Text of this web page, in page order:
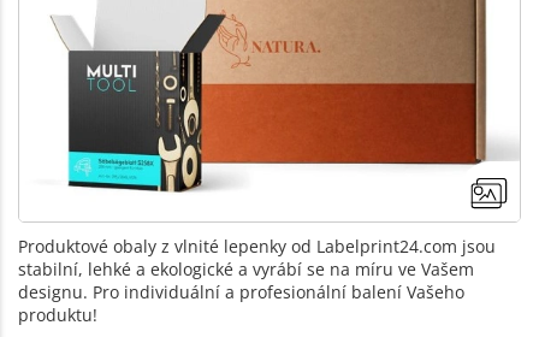
Produktové obaly z vlnité lepenky od Labelprint24.com jsou
stabilní, lehké a ekologické a vyrábí se na míru ve Vašem
designu. Pro individuální a profesionální balení Vašeho
produktu!